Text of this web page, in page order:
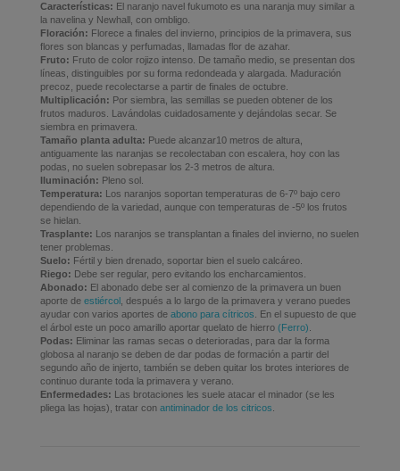
Características: El naranjo navel fukumoto es una naranja muy similar a
la navelina y Newhall, con ombligo.
Floración: Florece a finales del invierno, principios de la primavera, sus
flores son blancas y perfumadas, llamadas flor de azahar.
Fruto: Fruto de color rojizo intenso. De tamaño medio, se presentan dos
líneas, distinguibles por su forma redondeada y alargada. Maduración
precoz, puede recolectarse a partir de finales de octubre.
Multiplicación: Por siembra, las semillas se pueden obtener de los
frutos maduros. Lavándolas cuidadosamente y dejándolas secar. Se
siembra en primavera.
Tamaño planta adulta: Puede alcanzar10 metros de altura,
antiguamente las naranjas se recolectaban con escalera, hoy con las
podas, no suelen sobrepasar los 2-3 metros de altura.
Iluminación: Pleno sol.
Temperatura:
Los naranjos soportan temperaturas de 6-7º bajo cero
dependiendo de la variedad, aunque con temperaturas de -5º los frutos
se hielan.
Trasplante:
Los naranjos se transplantan a finales del invierno, no suelen
tener problemas.
Suelo: Fértil y bien drenado, soportar bien el suelo calcáreo.
Riego: Debe ser regular, pero evitando los encharcamientos.
Abonado: El abonado debe ser al comienzo de la primavera un buen
aporte de estiércol
, después a lo largo de la primavera y verano puedes
ayudar con varios aportes de abono para cítricos . En el supuesto de que
el árbol este un poco amarillo aportar quelato de hierro (Ferro)
Podas: Eliminar las ramas secas o deterioradas, para dar la forma
globosa al naranjo se deben de dar podas de formación a partir del
segundo año de injerto, también se deben quitar los brotes interiores de
continuo durante toda la primavera y verano.
Enfermedades:
Las brotaciones les suele atacar el minador (se les
pliega las hojas), tratar con antiminador de los citricos